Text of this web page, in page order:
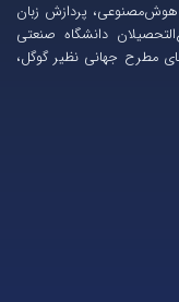
هوش‌مصنوعی، پردازش زبان
دانشگاه صنعتی
مطرح جهانی نظیر گوگل،